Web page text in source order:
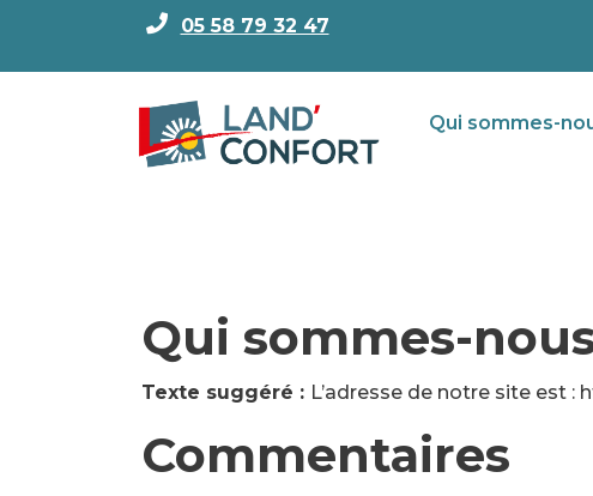
05 58 79 32 47
Qui sommes-
Qui sommes-
Texte suggéré : L’adresse de notre site est :
Commentaires